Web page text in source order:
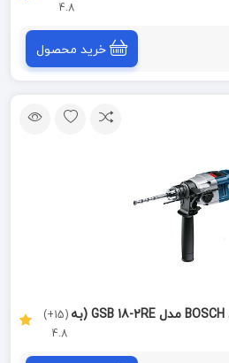
4.8
خرید محصول
دریل چکشی گیربکسی بوش BOSCH مدل GSB 18-2RE (به
(15+)
4.8